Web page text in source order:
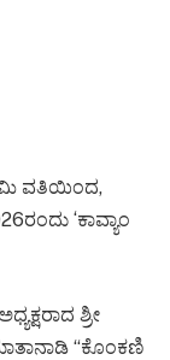
ವತಿಯಿಂದ,
‘ಕಾವ್ಯಾಂ
ಶ್ರೀ
“ಕೊಂಕಣಿ